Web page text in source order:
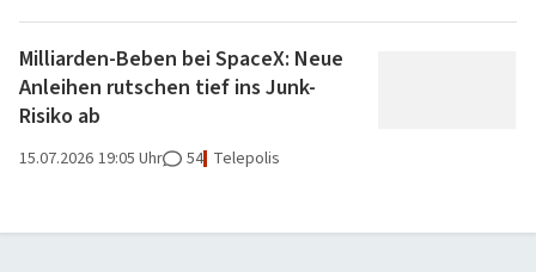
Milliarden-Beben bei SpaceX: Neue
Anleihen rutschen tief ins Junk-
Risiko ab
15.07.2026 19:05 Uhr 54 Telepolis